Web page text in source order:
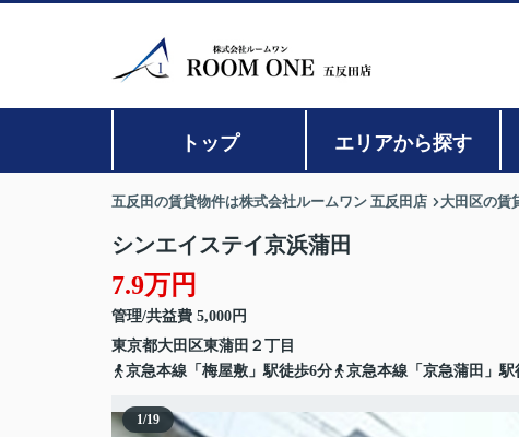
トップ エリアから探す
五反田の賃貸物件は株式会社ルームワン 五反田店 大田区の賃
シンエイステイ京浜蒲田
7.9万円
管理/共益費 5,000円
東京都大田区東蒲田 ２丁目
京急本線「梅屋敷」駅徒歩6分
京急本線「京急蒲田」駅
1/19